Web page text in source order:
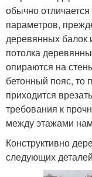
обычно
параметров,
деревянных балок
потолка
опираются на
бетонный пояс, то
приходится
требования к
между этажами
Конструктивно
следующих